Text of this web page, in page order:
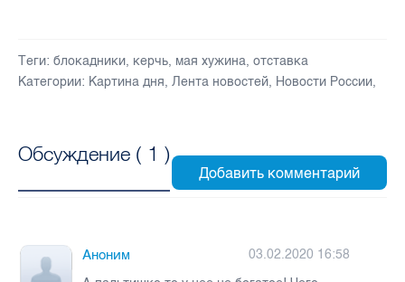
Теги: блокадники, керчь, мая хужина, отставка
Категории: Картина дня, Лента новостей, Новости России,
Обсуждение ( 1 )
Аноним
03.02.2020 16:58